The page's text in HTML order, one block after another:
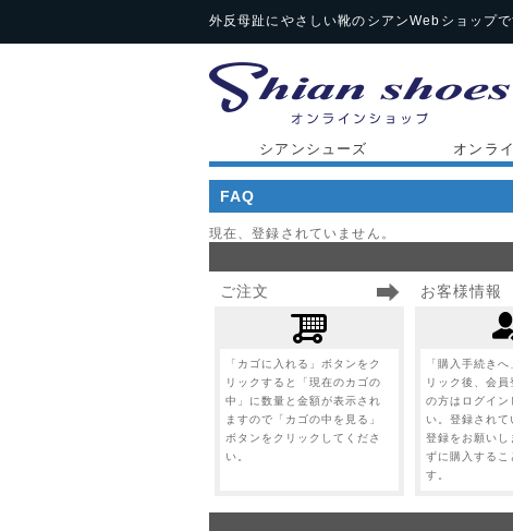
外反母趾にやさしい靴のシアンWebショップで
シアンシューズ オンラ
FAQ
現在、登録されていません。
ご注文
「カゴに入れる」ボタンをク
リックすると「現在のカゴの
中」に数量と金額が表示され
ますので「カゴの中を見る」
ボタンをクリックしてくださ
い。
お客様情報
「購入手続き
リック後、会
の方はログイン
い。登録されて
登録をお願いし
ずに購入するこ
す。